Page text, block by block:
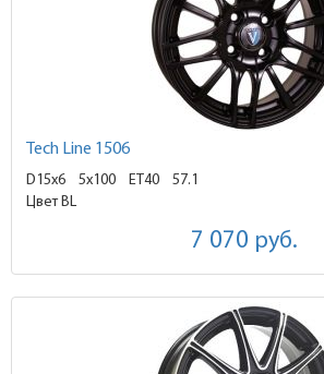
Tech Line 1506
D15x6 5x100 ET40
57.1
Цвет BL
7 070 руб.